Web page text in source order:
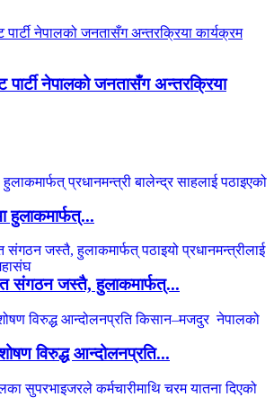
पार्टी नेपालको जनतासँग अन्तरक्रिया
हुलाकमार्फत्...
संगठन जस्तै, हुलाकमार्फत्...
विरुद्ध आन्दोलनप्रति...